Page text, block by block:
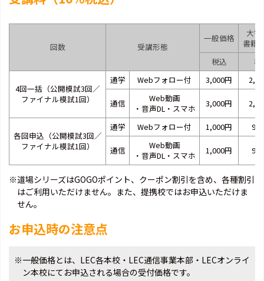
回数 受講形態
一般価格
大学
書籍
税込
税
4回一括（公開模試3回／
ファイナル模試1回）
通学 Webフォロー付 3,000円
通信
Web動画
・音声DL・スマホ
3,000円
各回申込（公開模試3回／
ファイナル模試1回）
通学 Webフォロー付 1,000円
通信
Web動画
・音声DL・スマホ
1,000円
※道場シリーズはGOGOポイント、クーポン割引を含め、各種割引
はご利用いただけません。また、提携校ではお申込いただけま
せん。
お申込時の注意点
※一般価格とは、LEC各本校・LEC通信事業本部・LECオンライ
ン本校にてお申込される場合の受付価格です。